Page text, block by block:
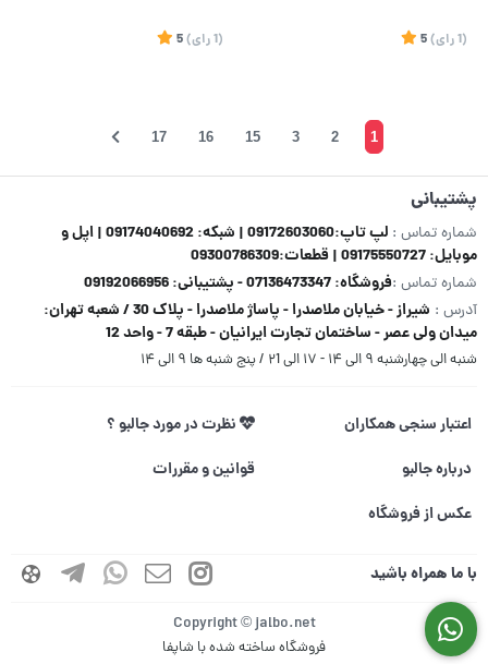
(1 رای)
5
(1 رای)
5
1
2
3
15
16
17
پشتیبانی
شماره تماس :
لپ تاپ:09172603060 | شبکه: 09174040692 | اپل و
موبایل: 09175550727 | قطعات:09300786309
شماره تماس :فروشگاه: 07136473347 - پشتیبانی: 09192066956
آدرس :
شیراز - خیابان ملاصدرا - پاساژ ملاصدرا - پلاک 30 / شعبه تهران:
میدان ولی عصر - ساختمان تجارت ایرانیان - طبقه 7 - واحد 12
شنبه الی چهارشنبه ۹ الی ۱۴ - ۱۷ الی ۲1 / پنج شنبه ها ۹ الی ۱۴
اعتبار سنجی همکاران
نظرت در مورد جالبو ؟
درباره جالبو
قوانین و مقررات
عکس از فروشگاه
با ما همراه باشید
Copyright © jalbo.net
فروشگاه ساخته شده با شاپفا